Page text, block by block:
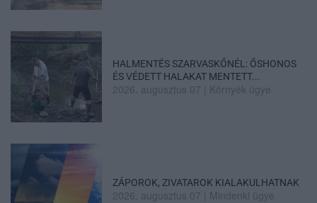
HALMENTÉS SZARVASKŐNÉL: ŐSHONOS
ÉS VÉDETT HALAKAT MENTETT...
2026. augusztus 07 Környék ügye
ZÁPOROK, ZIVATAROK KIALAKULHATNAK
2026. augusztus 07 Mindenki ügye